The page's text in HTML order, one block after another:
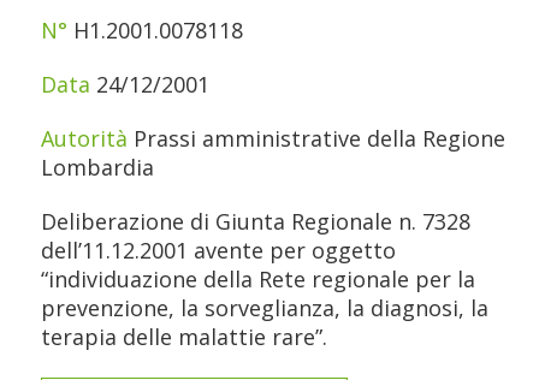
H1.2001.0078118
24/12/2001
Prassi amministrative della Regione
Lombardia
Deliberazione di Giunta Regionale n. 7328
dell’11.12.2001 avente per oggetto
“individuazione della Rete regionale per la
prevenzione, la sorveglianza, la diagnosi, la
terapia delle malattie rare”.